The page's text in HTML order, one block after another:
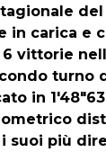
del
in carica e
vittorie
turno
in
suoi più